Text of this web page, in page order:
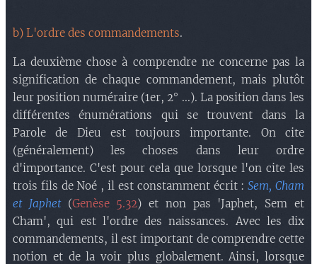
b) L'ordre des commandements.
La deuxième chose à comprendre ne concerne pas la
signification de chaque commandement, mais plutôt
leur position numéraire (1er, 2° ...). La position dans les
différentes énumérations qui se trouvent dans la
Parole de Dieu est toujours importante. On cite
(généralement) les choses dans leur ordre
d'importance. C'est pour cela que lorsque l'on cite les
trois fils de Noé , il est constamment écrit :Sem, Cham
et Japhet(Genèse 5.32) et non pas 'Japhet, Sem et
Cham', qui est l'ordre des naissances. Avec les dix
commandements, il est important de comprendre cette
notion et de la voir plus globalement. Ainsi, lorsque